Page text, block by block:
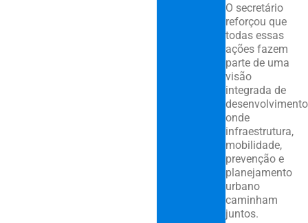
O secretário
reforçou que
todas essas
ações fazem
parte de uma
visão
integrada de
onde
infraestrutura,
mobilidade,
prevenção e
planejamento
urbano
caminham
juntos.